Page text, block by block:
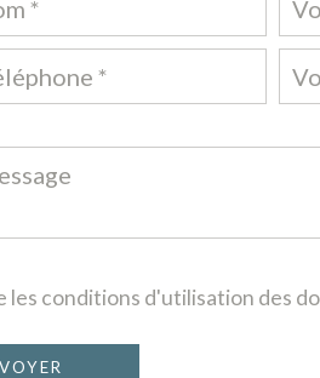
les conditions d'utilisation des